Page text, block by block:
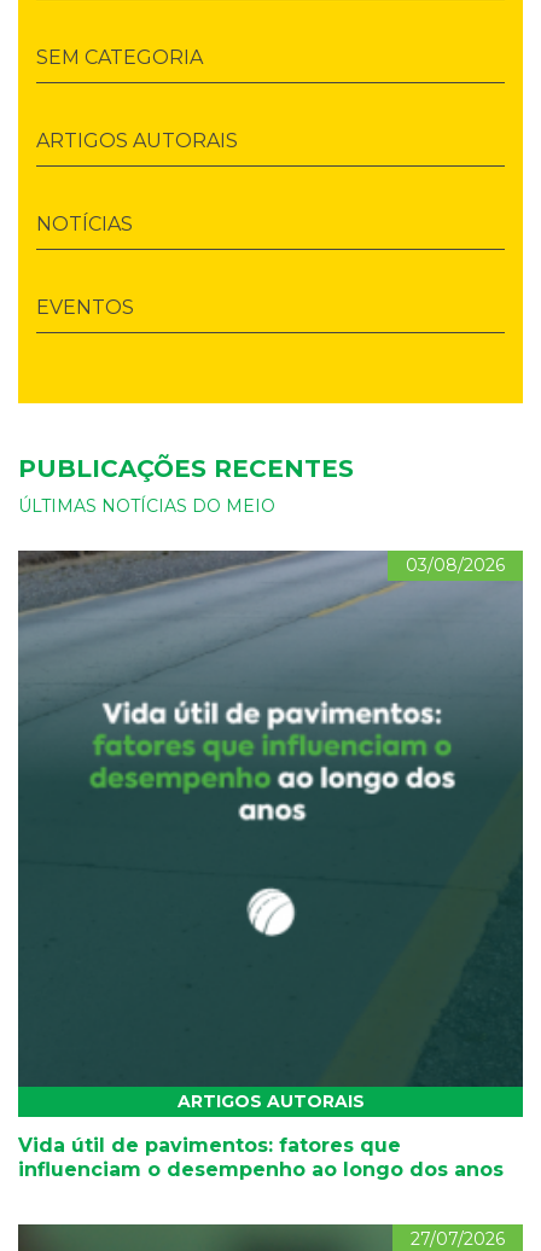
SEM CATEGORIA
ARTIGOS AUTORAIS
NOTÍCIAS
EVENTOS
PUBLICAÇÕES RECENTES
ÚLTIMAS NOTÍCIAS DO MEIO
03/08/2026
ARTIGOS AUTORAIS
Vida útil de pavimentos: fatores que
influenciam o desempenho ao longo dos anos
27/07/2026